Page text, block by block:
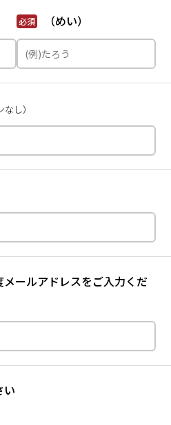
（めい）
必須
なし）
ールアドレスをご入力くだ
い